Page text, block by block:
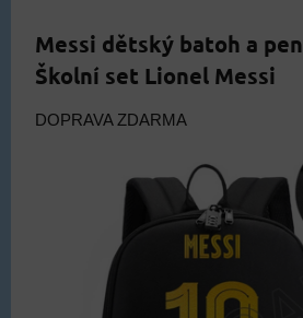
Messi dětský batoh a
Školní set Lionel Messi
DOPRAVA ZDARMA